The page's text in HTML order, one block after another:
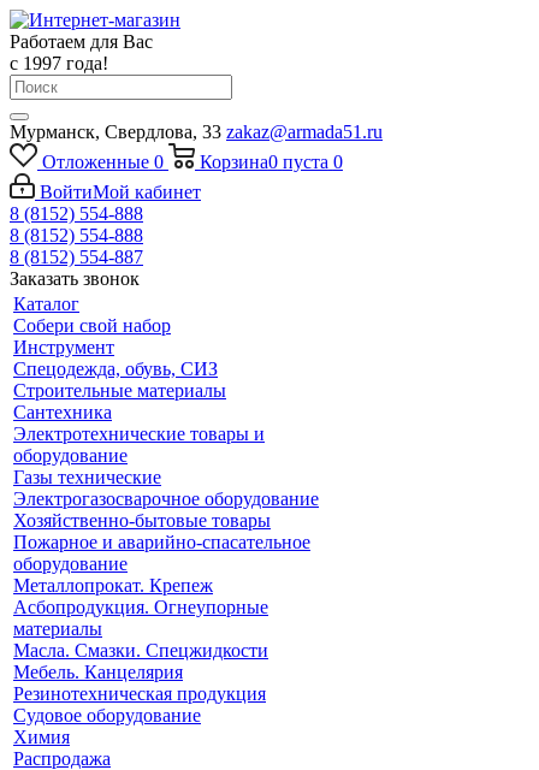
Работаем для Вас
с 1997 года!
Мурманск, Свердлова, 33 zakaz@armada51.ru
Отложенные 0 Корзина0 пуста 0
ВойтиМой кабинет
8 (8152) 554-888
8 (8152) 554-888
8 (8152) 554-887
Заказать звонок
Каталог
Собери свой набор
Инструмент
Спецодежда, обувь, СИЗ
Строительные материалы
Сантехника
Электротехнические товары и
оборудование
Газы технические
Электрогазосварочное оборудование
Хозяйственно-бытовые товары
Пожарное и аварийно-спасательное
оборудование
Металлопрокат. Крепеж
Асбопродукция. Огнеупорные
материалы
Масла. Смазки. Спецжидкости
Мебель. Канцелярия
Резинотехническая продукция
Судовое оборудование
Химия
Распродажа